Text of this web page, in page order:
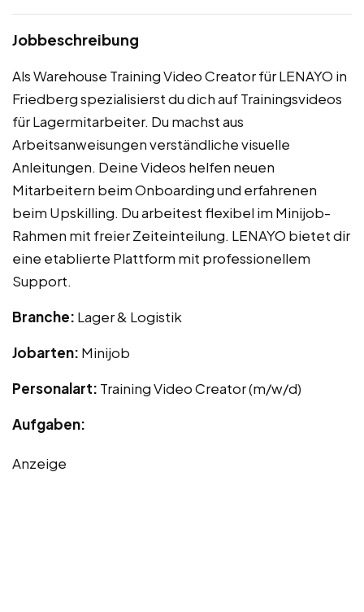
Jobbeschreibung
Als Warehouse Training Video Creator für LENAYO in
Friedberg spezialisierst du dich auf Trainingsvideos
für Lagermitarbeiter. Du machst aus
Arbeitsanweisungen verständliche visuelle
Anleitungen. Deine Videos helfen neuen
Mitarbeitern beim Onboarding und erfahrenen
beim Upskilling. Du arbeitest flexibel im Minijob-
Rahmen mit freier Zeiteinteilung. LENAYO bietet dir
eine etablierte Plattform mit professionellem
Support.
Branche: Lager & Logistik
Jobarten: Minijob
Personalart: Training Video Creator (m/w/d)
Aufgaben:
Anzeige